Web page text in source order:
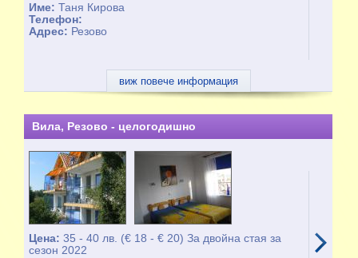
Име:Таня Кирова
Телефон:
Адрес: Резово
виж повече информация
Вила, Резово - целогодишно
Цена:35 - 40 лв. (€ 18 - € 20) За двойна стая за
сезон 2022